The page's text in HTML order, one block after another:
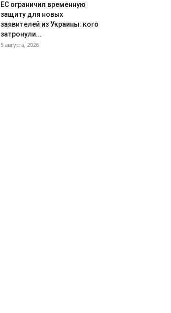
ЕС ограничил временную
защиту для новых
заявителей из Украины: кого
затронули...
5 августа, 2026